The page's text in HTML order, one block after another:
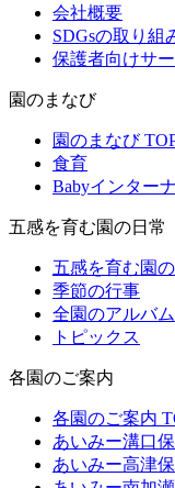
会社概要
SDGsの取り組
保護者向けサ
園のまなび
園のまなび
食育
Babyインター
五感を育む園の日常
五感を育む園
季節の行事
全園のアルバム
トピックス
各園のご案内
各園のご案内
あいみー溝口
あいみー高津